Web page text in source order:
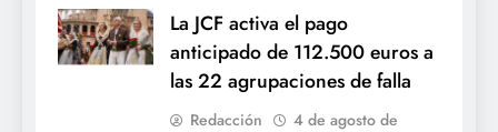
La JCF activa el pago
anticipado de 112.500 euros a
las 22 agrupaciones de falla
Redacción
4 de agosto de